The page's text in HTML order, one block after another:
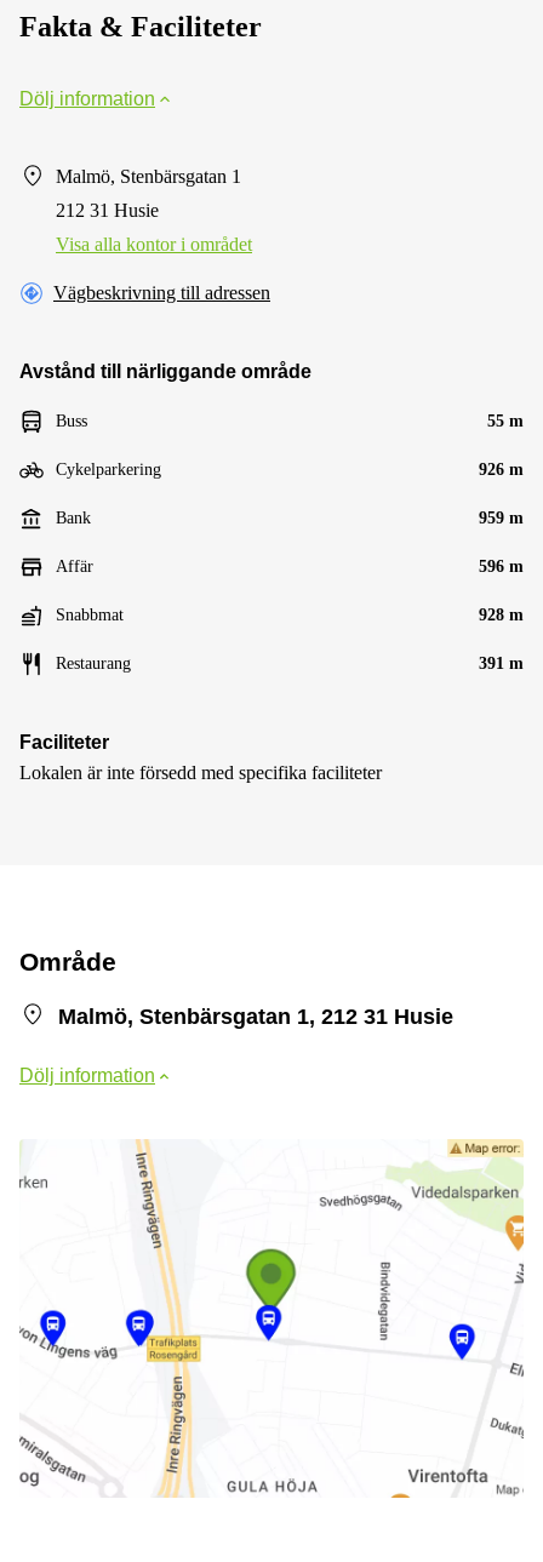
Fakta & Faciliteter
Dölj information
Malmö, Stenbärsgatan 1
212 31 Husie
Visa alla kontor i området
Vägbeskrivning till adressen
Avstånd till närliggande område
Buss 55 m
Cykelparkering 926 m
Bank 959 m
Affär 596 m
Snabbmat 928 m
Restaurang 391 m
Faciliteter
Lokalen är inte försedd med specifika faciliteter
Område
Malmö, Stenbärsgatan 1, 212 31 Husie
Dölj information